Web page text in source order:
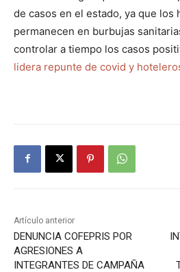
de casos en el estado, ya que los
permanecen en burbujas
controlar a tiempo los casos
lidera repunte de covid y
Artículo anterior
DENUNCIA COFEPRIS POR
AGRESIONES A
INTEGRANTES DE CAMPAÑA